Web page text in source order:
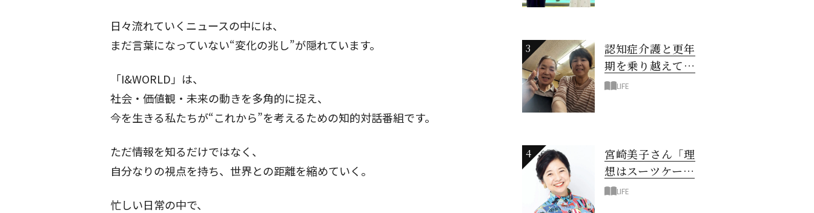
日々流れていくニュースの中には、
まだ言葉になっていない“変化の兆し”が隠れています。
「I&WORLD」は、
社会・価値観・未来の動きを多角的に捉え、
今を生きる私たちが“これから”を考えるための知的対話番組です。
ただ情報を知るだけではなく、
自分なりの視点を持ち、世界との距離を縮めていく。
忙しい日常の中で、
3
認知症介護と更年
期を乗り越えて！
6年の「通い介
LIFE
4
宮崎美子さん「理
想はスーツケース
一つでどこへでも
LIFE